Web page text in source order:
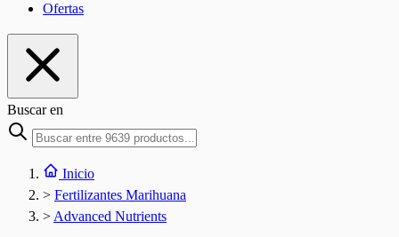
Ofertas
Buscar en
Inicio
> Fertilizantes Marihuana
> Advanced Nutrients